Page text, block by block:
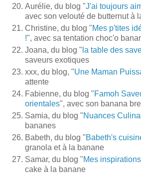
Aurélie, du blog "J'ai toujours
avec son velouté de butternut à
Christine, du blog "Mes p'tites
!", avec sa tentation choc'o
Joana, du blog " la table des
saveurs exotiques
xxx, du blog, "Une Maman
attente
Fabienne, du blog "Famoh
orientales", avec son banana
Samia, du blog "Nuances
bananes
Babeth, du blog "Babeth's
granola et à la banane
Samar, du blog "Mes
cake à la banane